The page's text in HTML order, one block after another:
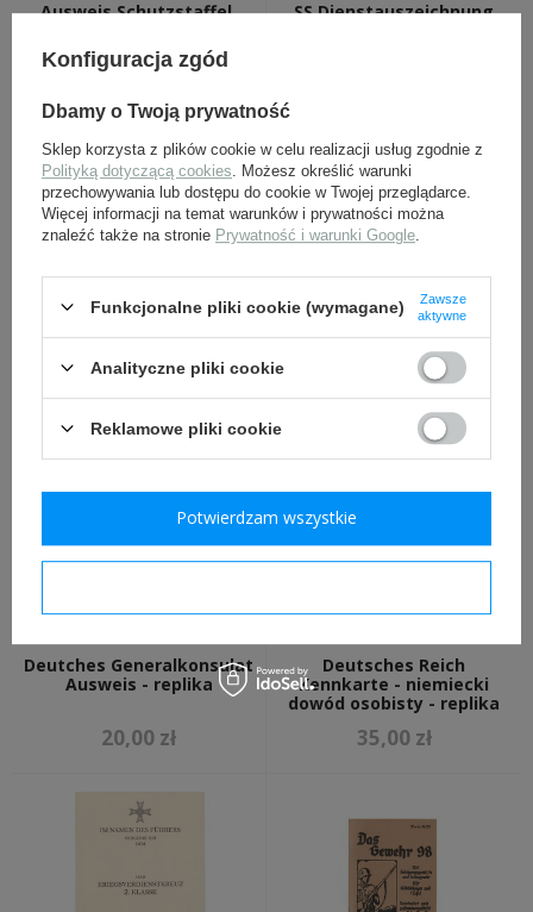
Ausweis Schutzstaffel,
SS Dienstauszeichnung
Soldbuch SS wersja do
1942 - replika
Soldbuch WH - replika
49,00 zł
Deutches Generalkonsulat
Ausweis - replika
20,00 zł
Deutsches Reich
Kennkarte - niemiecki
dowód osobisty - replika
35,00 zł
Konfiguracja zgód
Dbamy o Twoją prywatność
Sklep korzysta z plików cookie w celu realizacji usług zgodnie z
Polityką dotyczącą cookies . Możesz określić warunki
przechowywania lub dostępu do cookie w Twojej przeglądarce.
Więcej informacji na temat warunków i prywatności można
znaleźć także na stronie Prywatność i warunki Google
Funkcjonalne pliki cookie (wymagane) Zawsze
aktywne
Analityczne pliki cookie
Reklamowe pliki cookie
Potwierdzam wszystkie